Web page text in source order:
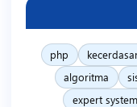
php
algoritma
expert system